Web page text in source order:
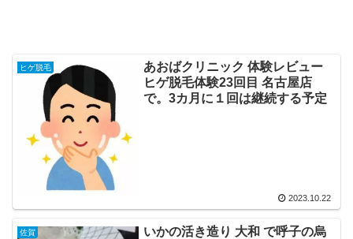
ヒゲ脱毛
あおばクリニック 体験レビュー
ヒゲ脱毛体験23回目 名古屋店
で。3カ月に１回は継続する予定
2023.10.22
佐賀
いかの活き造り 大和 で呼子の烏